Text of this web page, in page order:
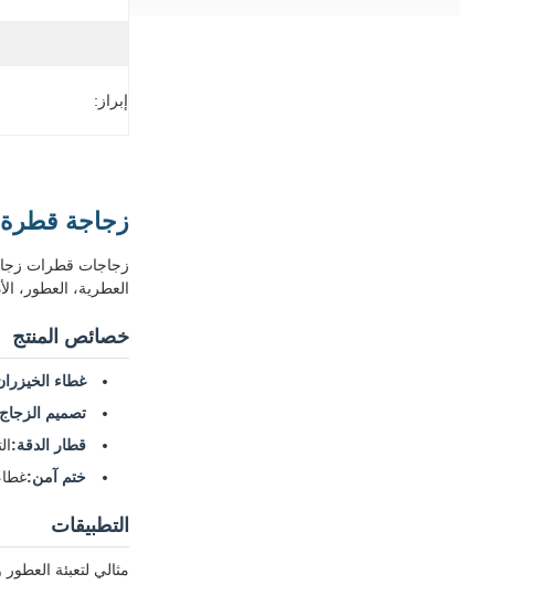
إبراز:
زجاجة قطرة زجاجية شفافة
العطرية، العطور،
خصائص المنتج
غطاء
تصميم
قطار الدقة:
ختم آمن:
التطبيقات
مثالي لتعبئة